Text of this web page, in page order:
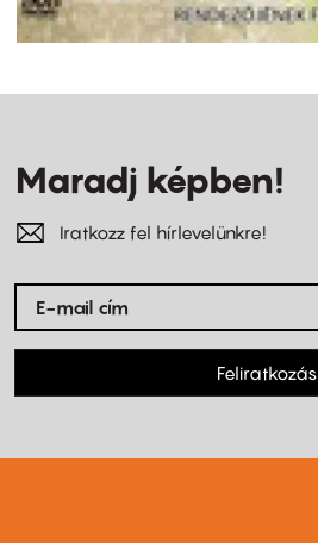
Maradj képben!
Iratkozz fel hírlevelünkre!
Feliratkozás